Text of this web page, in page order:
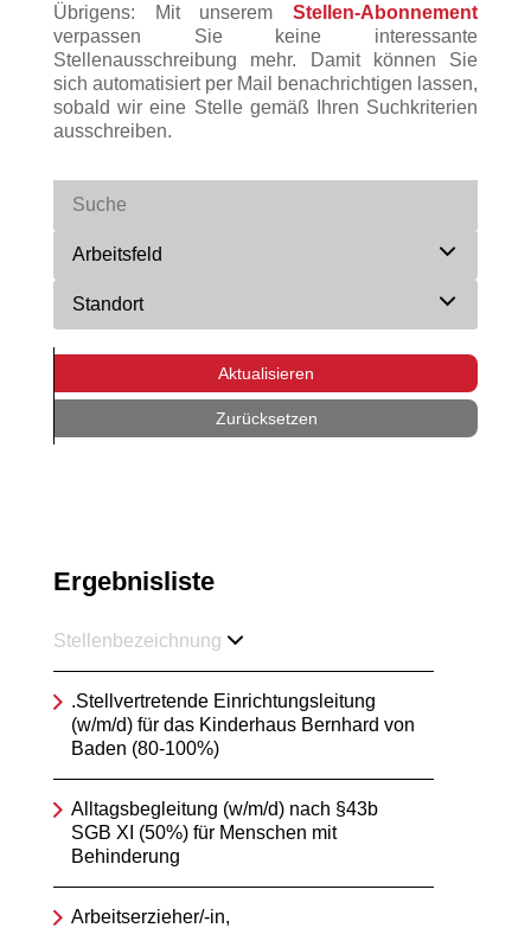
Übrigens: Mit unserem Stellen-Abonnement
verpassen Sie keine interessante
Stellenausschreibung mehr. Damit können Sie
sich automatisiert per Mail benachrichtigen lassen,
sobald wir eine Stelle gemäß Ihren Suchkriterien
ausschreiben.
Arbeitsfeld
Standort
Aktualisieren
Zurücksetzen
Ergebnisliste
Stellenbezeichnung
.Stellvertretende Einrichtungsleitung
(w/m/d) für das Kinderhaus Bernhard von
Baden (80-100%)
Alltagsbegleitung (w/m/d) nach §43b
SGB XI (50%) für Menschen mit
Behinderung
Arbeitserzieher/-in,